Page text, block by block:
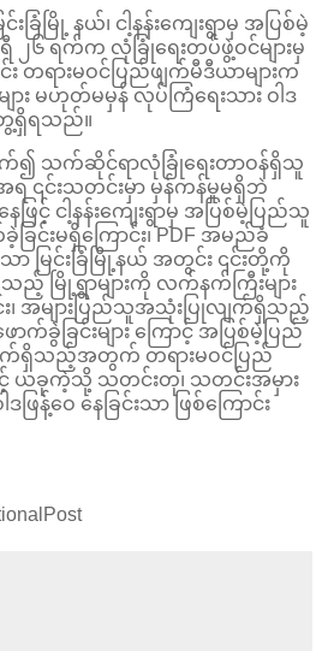
းခြံမြို့ နယ်၊ ငါ့နန်းကျေးရွာမှ အပြစ်မဲ့
ရီ ၂၆ ရက်က လုံခြုံရေးတပ်ဖွဲ့ဝင်များမှ
တရားမဝင်ပြည်ဖျက်မီဒီယာများက
ား မဟုတ်မမှန် လုပ်ကြံရေးသား ဝါဒ
ရှိရသည်။
၍ သက်ဆိုင်ရာလုံခြုံရေးတာဝန်ရှိသူ
အရ ၎င်းသတင်းမှာ မှန်ကန်မှုမရှိဘဲ
ဖြင့် ငါ့နန်းကျေးရွာမှ အပြစ်မဲ့ပြည်သူ
င်းမရှိကြောင်း၊ PDF အမည်ခံ
ာ မြင်းခြံမြို့နယ် အတွင်း ၎င်းတို့ကို
သည့် မြို့ရွာများကို လက်နက်ကြီးများ
၊ အများပြည်သူအသုံးပြုလျက်ရှိသည့်
ာက်ခွဲခြင်းများ ကြောင့် အပြစ်မဲ့ပြည်
က်ရှိသည့်အတွက် တရားမဝင်ပြည်
င့် ယခုကဲ့သို့ သတင်းတု၊ သတင်းအမှား
ဒဖြန့်ဝေ နေခြင်းသာ ဖြစ်ကြောင်း